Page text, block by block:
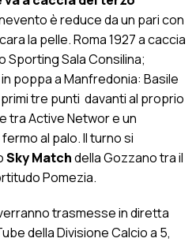
è reduce da un pari con
la pelle. Roma 1927 a caccia
Sporting Sala Consilina;
poppa a Manfredonia: Basile
tre punti davanti al proprio
tra Active Networ e un
al palo. Il turno si
Sky Matchdella Gozzano tra il
Pomezia.
trasmesse in diretta
della Divisione Calcio a 5,